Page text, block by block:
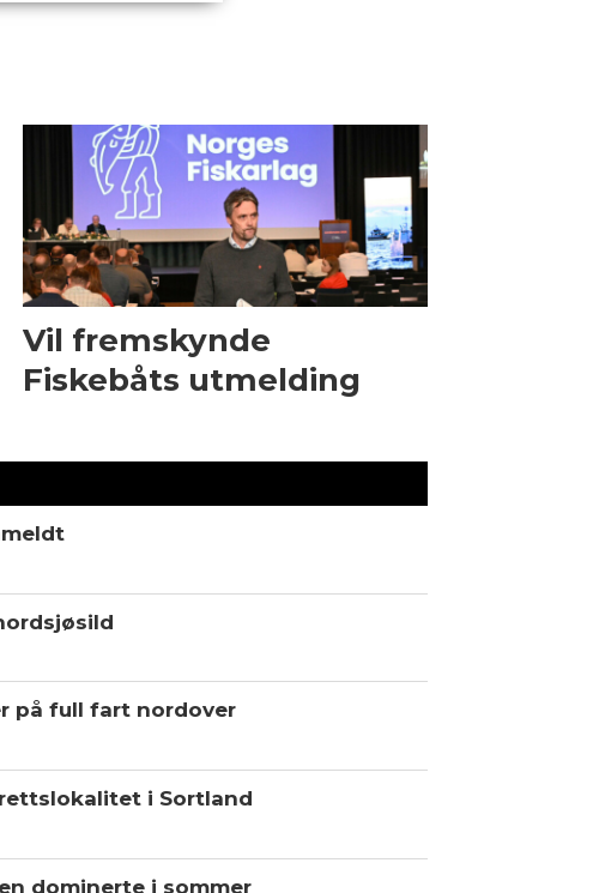
Vil fremskynde
Fiskebåts utmelding
på full fart nordover
i Sortland
dominerte i sommer